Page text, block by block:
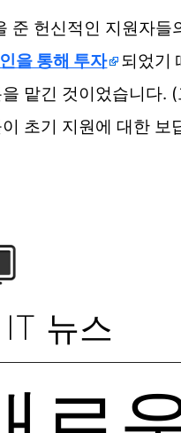
헌신적인 지원자
을 통해 투자
되었기
맡긴 것이었습니다.
초기 지원에 대한
뉴스